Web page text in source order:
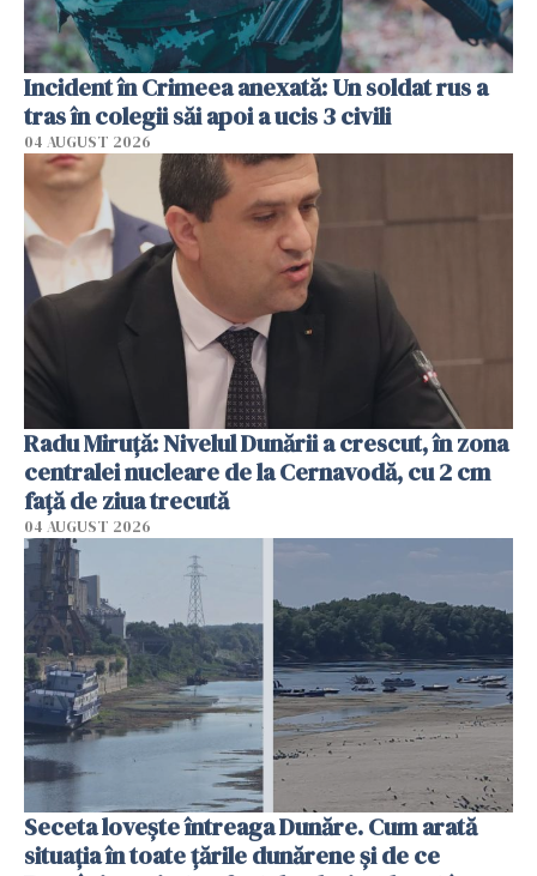
Incident în Crimeea anexată: Un soldat rus a
tras în colegii săi apoi a ucis 3 civili
04 AUGUST 2026
Radu Miruţă: Nivelul Dunării a crescut, în zona
centralei nucleare de la Cernavodă, cu 2 cm
faţă de ziua trecută
04 AUGUST 2026
Seceta lovește întreaga Dunăre. Cum arată
situația în toate țările dunărene și de ce